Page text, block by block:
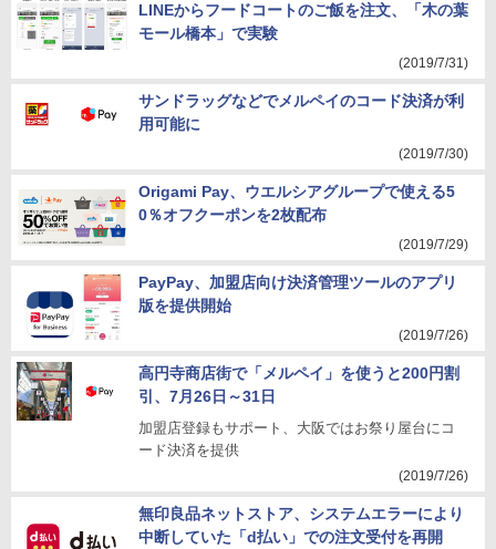
LINEからフードコートのご飯を注文、「木の葉
モール橋本」で実験
(2019/7/31)
サンドラッグなどでメルペイのコード決済が利
用可能に
(2019/7/30)
Origami Pay、ウエルシアグループで使える5
0％オフクーポンを2枚配布
(2019/7/29)
PayPay、加盟店向け決済管理ツールのアプリ
版を提供開始
(2019/7/26)
高円寺商店街で「メルペイ」を使うと200円割
引、7月26日～31日
加盟店登録もサポート、大阪ではお祭り屋台にコ
ード決済を提供
(2019/7/26)
無印良品ネットストア、システムエラーにより
中断していた「d払い」での注文受付を再開